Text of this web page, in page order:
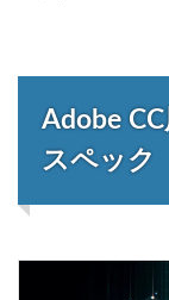
Adobe
スペック